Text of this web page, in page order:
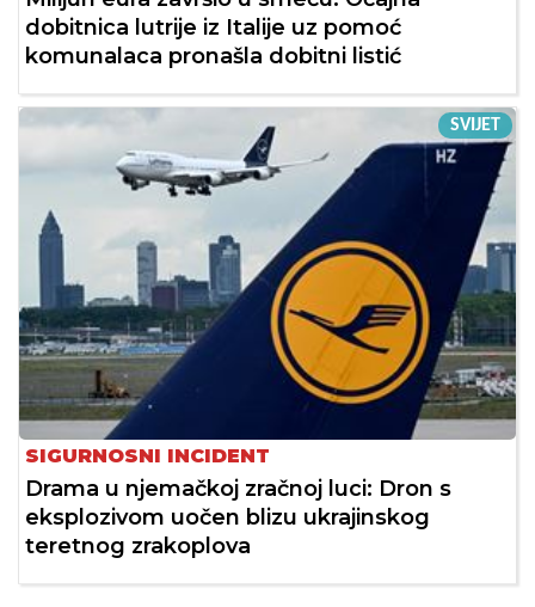
dobitnica lutrije iz Italije uz pomoć
komunalaca pronašla dobitni listić
SVIJET
SIGURNOSNI INCIDENT
Drama u njemačkoj zračnoj luci: Dron s
eksplozivom uočen blizu ukrajinskog
teretnog zrakoplova